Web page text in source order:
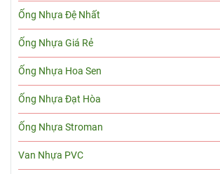
Ống Nhựa Đệ Nhất
Ống Nhựa Giá Rẻ
Ống Nhựa Hoa Sen
Ống Nhựa Đạt Hòa
Ống Nhựa Stroman
Van Nhựa PVC